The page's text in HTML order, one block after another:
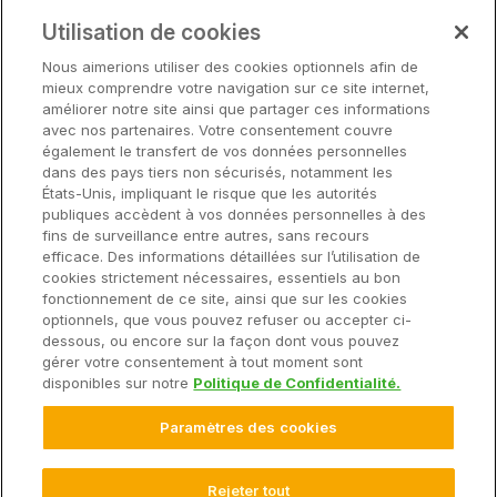
Notre matériel
Soutien
Solutions
Matériel
Entreprise
© 2025 Climate LLC. Tous droits réservés.
Conditions d'utilisation du site Web
FAQ sur la déclaration de confidentialité
Déclaration de confidentialité des données sur la santé
Utilisation de cookies
Nous aimerions utiliser des cookies optionnels afin de
mieux comprendre votre navigation sur ce site internet,
améliorer notre site ainsi que partager ces informations
avec nos partenaires. Votre consentement couvre
également le transfert de vos données personnelles
dans des pays tiers non sécurisés, notamment les
États-Unis, impliquant le risque que les autorités
publiques accèdent à vos données personnelles à des
fins de surveillance entre autres, sans recours
efficace. Des informations détaillées sur l’utilisation de
cookies strictement nécessaires, essentiels au bon
fonctionnement de ce site, ainsi que sur les cookies
optionnels, que vous pouvez refuser ou accepter ci-
dessous, ou encore sur la façon dont vous pouvez
gérer votre consentement à tout moment sont
disponibles sur notre Politique de Confidentialité.
Paramètres des cookies
Rejeter tout